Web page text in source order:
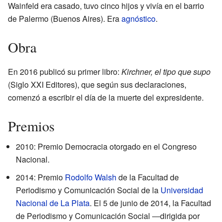
Wainfeld era casado, tuvo cinco hijos y vivía en el barrio
de Palermo (Buenos Aires). Eraagnóstico.
Obra
En 2016 publicó su primer libro: Kirchner, el tipo que supo
(Siglo XXI Editores), que según sus declaraciones,
comenzó a escribir el día de la muerte del expresidente.
Premios
2010: Premio Democracia otorgado en el Congreso
Nacional.
2014: Premio Rodolfo Walsh de la Facultad de
Periodismo y Comunicación Social de la Universidad
Nacional de La Plata. El 5 de junio de 2014, la Facultad
de Periodismo y Comunicación Social ―dirigida por